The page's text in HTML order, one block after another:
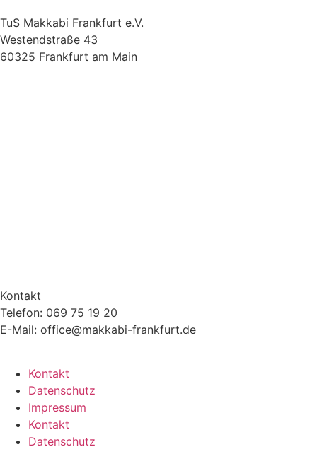
TuS Makkabi Frankfurt e.V.
Westendstraße 43
60325 Frankfurt am Main
Kontakt
Telefon: 069 75 19 20
E-Mail: office@makkabi-frankfurt.de
Kontakt
Datenschutz
Impressum
Kontakt
Datenschutz